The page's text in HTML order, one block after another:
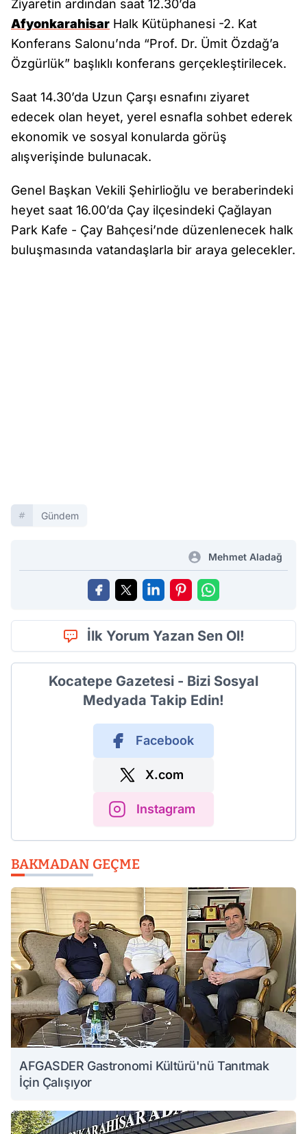
Ziyaretin ardından saat 12.30’da
Afyonkarahisar Halk Kütüphanesi -2. Kat
Konferans Salonu’nda “Prof. Dr. Ümit Özdağ’a
Özgürlük” başlıklı konferans gerçekleştirilecek.
Saat 14.30’da Uzun Çarşı esnafını ziyaret
edecek olan heyet, yerel esnafla sohbet ederek
ekonomik ve sosyal konularda görüş
alışverişinde bulunacak.
Genel Başkan Vekili Şehirlioğlu ve beraberindeki
heyet saat 16.00’da Çay ilçesindeki Çağlayan
Park Kafe - Çay Bahçesi’nde düzenlenecek halk
buluşmasında vatandaşlarla bir araya gelecekler.
Gündem
Mehmet Aladağ
İlk Yorum Yazan Sen Ol!
Kocatepe Gazetesi - Bizi Sosyal
Medyada Takip Edin!
Facebook
X.com
Instagram
BAKMADAN GEÇME
AFGASDER Gastronomi Kültürü'nü Tanıtmak
İçin Çalışıyor